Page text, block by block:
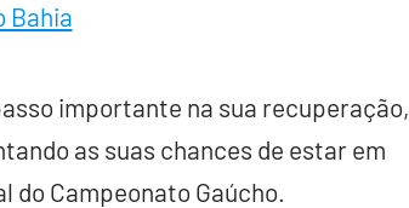
Bahia
importante na sua recuperação,
as suas chances de estar em
do Campeonato Gaúcho.